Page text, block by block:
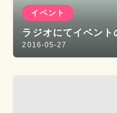
イベント
ラジオにてイベント
2016-05-27